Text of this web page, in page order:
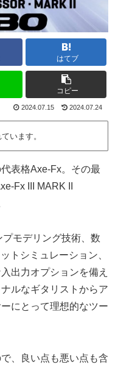
はてブ
コピー
2024.07.15 2024.07.24
います。
表格Axe-Fx。その最
Fx III MARK II
モデリング技術、数
トシミュレーション、
出力オプションを備え
ルなギタリストからア
にとって理想的なツー
、良い点も悪い点も含